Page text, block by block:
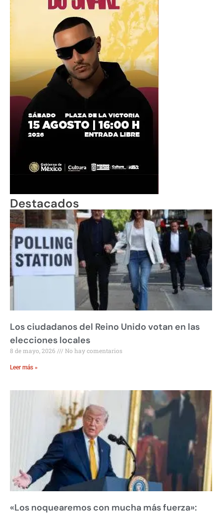
Destacados
Los ciudadanos del Reino Unido votan en las
elecciones locales
8 de mayo, 2026 No hay comentarios
Leer más »
«Los noquearemos con mucha más fuerza»: